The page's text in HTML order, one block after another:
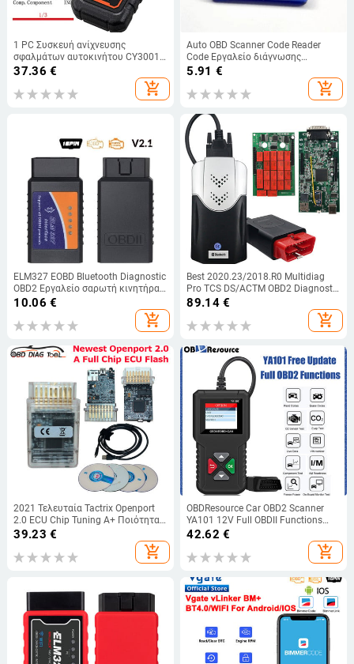
1 PC Συσκευή ανίχνευσης
σφαλμάτων αυτοκινήτου CY3001
OBD2 Εργαλείο ανίχνευσης
κινητήρα κάρτας ανάγνωσης
Elm327
37.36 €
add_shopping_cart
Auto OBD Scanner Code Reader
Code Εργαλείο διάγνωσης
αυτοκινήτου Mini Bluetooth
ELM327 V2.1 V1.5 Super ELM 327
For Android OBDII Protocols
5.91 €
add_shopping_cart
ELM327 EOBD Bluetooth Diagnostic
OBD2 Εργαλείο σαρωτή κινητήρα
αυτοκινήτου Αναγνώστης
10.06 €
add_shopping_cart
Best 2020.23/2018.R0 Multidiag
Pro TCS DS/ACTM OBD2 Diagnostic
Tool 2017.R3/2016.R0 With Keygen
For TCS For Multi Cars Trucks
89.14€
add_shopping_cart
2021 Τελευταία Tactrix Openport
2.0 ECU Chip Tuning A+ Ποιότητα
Ανοικτή Θύρα 2.0 ECU Flash J2534
για διεπαφή OBD2 αυτοκινήτου
πολλαπλών επωνυμιών
39.23 €
add_shopping_cart
OBDResource Car OBD2 Scanner
YA101 12V Full OBDII Functions
Check Engine Error Code Reader
Lifetime
42.62 €
add_shopping_cart